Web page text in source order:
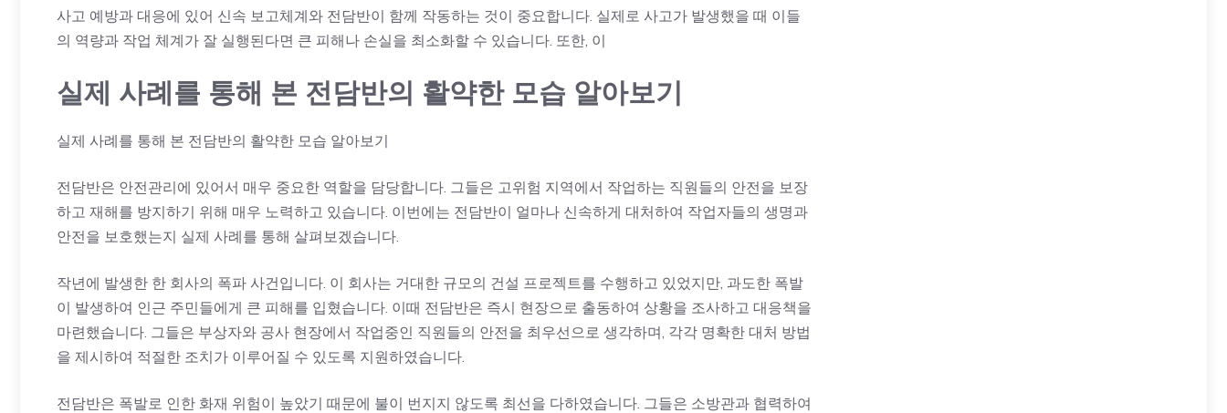
사고 예방과 대응에 있어 신속 보고체계와 전담반이 함께 작동하는 것이 중요합니다. 실제로 사고가 발생했을 때 이들
의 역량과 작업 체계가 잘 실행된다면 큰 피해나 손실을 최소화할 수 있습니다. 또한, 이
실제 사례를 통해 본 전담반의 활약한 모습 알아보기
실제 사례를 통해 본 전담반의 활약한 모습 알아보기
전담반은 안전관리에 있어서 매우 중요한 역할을 담당합니다. 그들은 고위험 지역에서 작업하는 직원들의 안전을 보장
하고 재해를 방지하기 위해 매우 노력하고 있습니다. 이번에는 전담반이 얼마나 신속하게 대처하여 작업자들의 생명과
안전을 보호했는지 실제 사례를 통해 살펴보겠습니다.
작년에 발생한 한 회사의 폭파 사건입니다. 이 회사는 거대한 규모의 건설 프로젝트를 수행하고 있었지만, 과도한 폭발
이 발생하여 인근 주민들에게 큰 피해를 입혔습니다. 이때 전담반은 즉시 현장으로 출동하여 상황을 조사하고 대응책을
마련했습니다. 그들은 부상자와 공사 현장에서 작업중인 직원들의 안전을 최우선으로 생각하며, 각각 명확한 대처 방법
을 제시하여 적절한 조치가 이루어질 수 있도록 지원하였습니다.
전담반은 폭발로 인한 화재 위험이 높았기 때문에 불이 번지지 않도록 최선을 다하였습니다. 그들은 소방관과 협력하여